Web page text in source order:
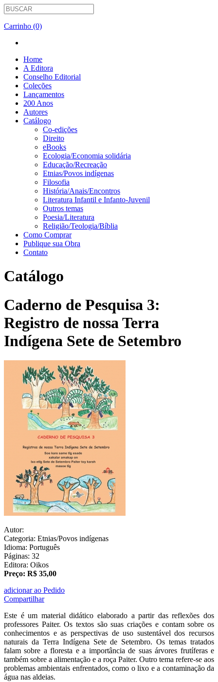
Carrinho (0)
Home
A Editora
Conselho Editorial
Coleções
Lançamentos
200 Anos
Autores
Catálogo
Co-edições
Direito
eBooks
Ecologia/Economia solidária
Educação/Recreação
Etnias/Povos indígenas
Filosofia
História/Anais/Encontros
Literatura Infantil e Infanto-Juvenil
Outros temas
Poesia/Literatura
Religião/Teologia/Bíblia
Como Comprar
Publique sua Obra
Contato
Catálogo
Caderno de Pesquisa 3:
Registro de nossa Terra
Indígena Sete de Setembro
Autor:
Categoria: Etnias/Povos indígenas
Idioma: Português
Páginas: 32
Editora: Oikos
Preço: R$ 35,00
adicionar ao Pedido
Compartilhar
Este é um material didático elaborado a partir das reflexões dos
professores Paiter. Os textos são suas criações e contam sobre os
conhecimentos e as perspectivas de uso sustentável dos recursos
naturais da Terra Indígena Sete de Setembro. Os temas tratados
falam sobre a floresta e a importância de suas árvores frutíferas e
também sobre a alimentação e a roça Paiter. Outro tema refere-se aos
problemas ambientais enfrentados, como o lixo e a contaminação da
água nas aldeias.